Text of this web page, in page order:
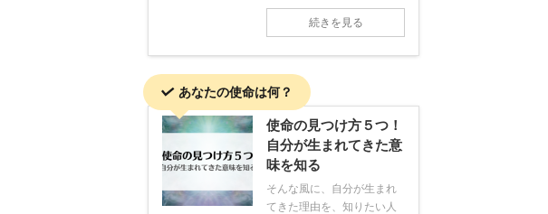
続きを見る
あなたの使命は何？
使命の見つけ方５つ！
自分が生まれてきた意
味を知る
そんな風に、自分が生まれ
てきた理由を、知りたい人